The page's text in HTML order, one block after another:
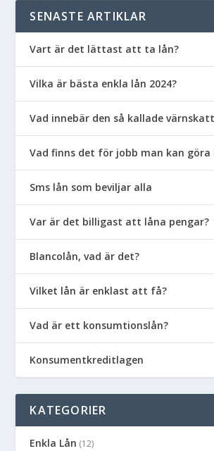
SENASTE ARTIKLAR
Vart är det lättast att ta lån?
Vilka är bästa enkla lån 2024?
Vad innebär den så kallade
Vad finns det för jobb man kan
Sms lån som beviljar alla
Var är det billigast att låna pengar?
Blancolån, vad är det?
Vilket lån är enklast att få?
Vad är ett konsumtionslån?
Konsumentkreditlagen
KATEGORIER
Enkla Lån (12)